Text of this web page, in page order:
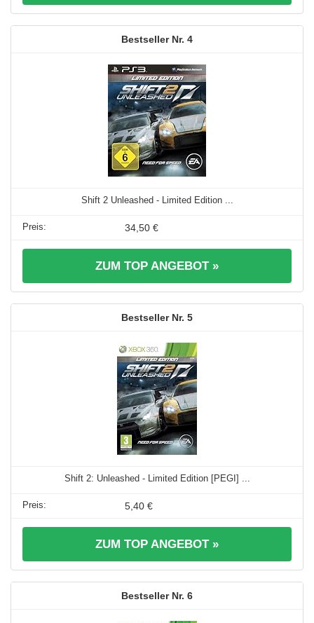
4
Shift 2 Unleashed - Limited Edition ...
34,50 €
ZUM TOP ANGEBOT »
5
Shift 2: Unleashed - Limited Edition [PEGI] ...
5,40 €
ZUM TOP ANGEBOT »
6